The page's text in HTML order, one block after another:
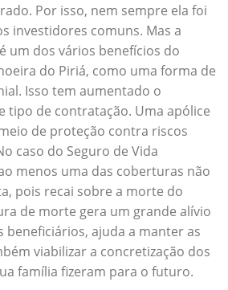
Por isso, nem sempre ela foi
investidores comuns. Mas a
um dos vários benefícios do
do Piriá, como uma forma de
Isso tem aumentado o
tipo de contratação. Uma apólice
de proteção contra riscos
caso do Seguro de Vida
menos uma das coberturas não
pois recai sobre a morte do
de morte gera um grande alívio
beneficiários, ajuda a manter as
viabilizar a concretização dos
família fizeram para o futuro.